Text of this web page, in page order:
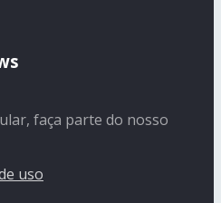
faça parte do nosso
uso